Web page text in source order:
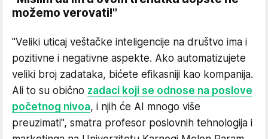
možemo verovati!"
"Veliki uticaj veštačke inteligencije na društvo ima i
pozitivne i negativne aspekte. Ako automatizujete
veliki broj zadataka, bićete efikasniji kao kompanija.
Ali to su obično zadaci koji se odnose na poslove
početnog nivoa, i njih će AI mnogo više
preuzimati", smatra profesor poslovnih tehnologija i